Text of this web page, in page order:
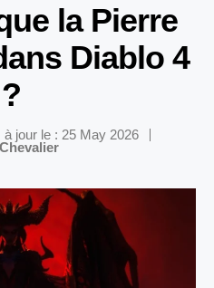
la Pierre
Diablo 4
?
jour le : 25 May 2026